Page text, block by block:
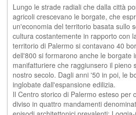
Lungo le strade radiali che dalla città
agricoli crescevano le borgate, che
un'economia del territorio basata sullo
cultura costantemente in rapporto con
territorio di Palermo si contavano 40
dell'800 si formarono anche le borgate
manifatturiere che raggiunsero il pieno
nostro secolo. Dagli anni '50 in poi, le
inglobate dall'espansione edilizia.
Il Centro storico di Palermo esteso per
diviso in quattro mandamenti